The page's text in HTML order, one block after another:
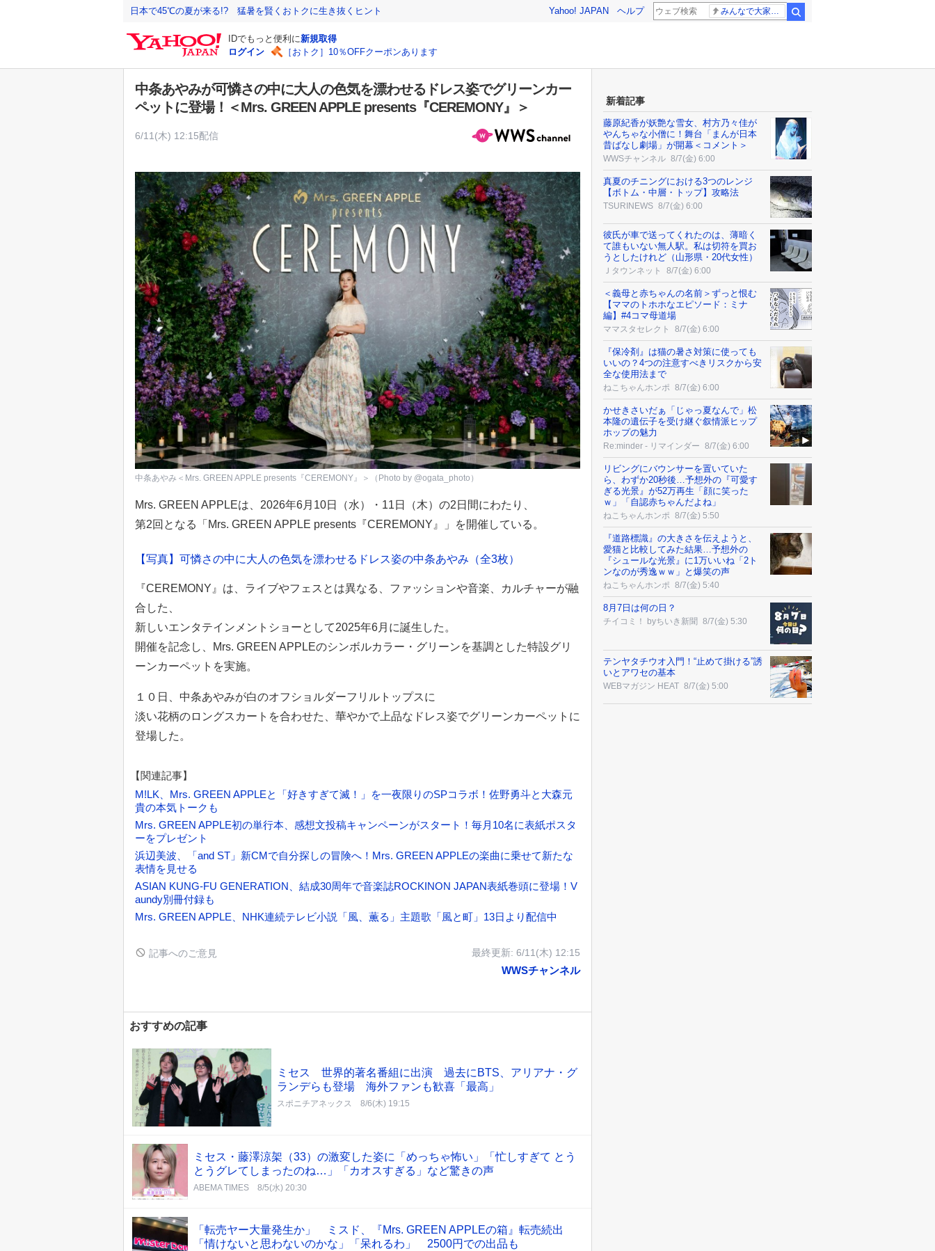
日本で45℃の夏が来る!? 猛暑を賢くおトクに生き抜くヒント Yahoo! JAPAN ヘルプ みんなで大家さん 2881億円
IDでもっと便利に新規取得
ログイン
［おトク］10％OFFクーポンあります
中条あやみが可憐さの中に大人の色気を漂わせるドレス姿でグリーンカー
ペットに登場！＜Mrs. GREEN APPLE presents『CEREMONY』＞
6/11(木) 12:15配信
中条あやみ＜Mrs. GREEN APPLE presents『CEREMONY』＞（Photo by @ogata_photo）
Mrs. GREEN APPLEは、2026年6月10日（水）・11日（木）の2日間にわたり、
第2回となる「Mrs. GREEN APPLE presents『CEREMONY』」を開催している。
【写真】可憐さの中に大人の色気を漂わせるドレス姿の中条あやみ（全3枚）
『CEREMONY』は、ライブやフェスとは異なる、ファッションや音楽、カルチャーが融
合した、
新しいエンタテインメントショーとして2025年6月に誕生した。
開催を記念し、Mrs. GREEN APPLEのシンボルカラー・グリーンを基調とした特設グリ
ーンカーペットを実施。
１０日、中条あやみが白のオフショルダーフリルトップスに
淡い花柄のロングスカートを合わせた、華やかで上品なドレス姿でグリーンカーペットに
登場した。
【関連記事】
M!LK、Mrs. GREEN APPLEと「好きすぎて滅！」を一夜限りのSPコラボ！佐野勇斗と大森元
貴の本気トークも
Mrs. GREEN APPLE初の単行本、感想文投稿キャンペーンがスタート！毎月10名に表紙ポスタ
ーをプレゼント
浜辺美波、「and ST」新CMで自分探しの冒険へ！Mrs. GREEN APPLEの楽曲に乗せて新たな
表情を見せる
ASIAN KUNG-FU GENERATION、結成30周年で音楽誌ROCKINON JAPAN表紙巻頭に登場！V
aundy別冊付録も
Mrs. GREEN APPLE、NHK連続テレビ小説「風、薫る」主題歌「風と町」13日より配信中
記事へのご意見 最終更新: 6/11(木) 12:15
WWSチャンネル
おすすめの記事
ミセス 世界的著名番組に出演 過去にBTS、アリアナ・グ
ランデらも登場 海外ファンも歓喜「最高」
スポニチアネックス 8/6(木) 19:15
ミセス・藤澤涼架（33）の激変した姿に「めっちゃ怖い」「忙しすぎて とう
とうグレてしまったのね…」「カオスすぎる」など驚きの声
ABEMA TIMES 8/5(水) 20:30
「転売ヤー大量発生か」 ミスド、『Mrs. GREEN APPLEの箱』転売続出
「情けないと思わないのかな」「呆れるわ」 2500円での出品も
新着記事
藤原紀香が妖艶な雪女、村方乃々佳が
やんちゃな小僧に！舞台「まんが日本
昔ばなし劇場」が開幕＜コメント＞
WWSチャンネル 8/7(金) 6:00
真夏のチニングにおける3つのレンジ
【ボトム・中層・トップ】攻略法
TSURINEWS 8/7(金) 6:00
彼氏が車で送ってくれたのは、薄暗く
て誰もいない無人駅。私は切符を買お
うとしたけれど（山形県・20代女性）
Ｊタウンネット 8/7(金) 6:00
＜義母と赤ちゃんの名前＞ずっと恨む
【ママのトホホなエピソード：ミナ
編】#4コマ母道場
ママスタセレクト 8/7(金) 6:00
『保冷剤』は猫の暑さ対策に使っても
いいの？4つの注意すべきリスクから安
全な使用法まで
ねこちゃんホンポ 8/7(金) 6:00
かせきさいだぁ「じゃっ夏なんで」松
本隆の遺伝子を受け継ぐ叙情派ヒップ
ホップの魅力
Re:minder - リマインダー 8/7(金) 6:00
リビングにバウンサーを置いていた
ら、わずか20秒後…予想外の『可愛す
ぎる光景』が52万再生「顔に笑った
ｗ」「自認赤ちゃんだよね」
ねこちゃんホンポ 8/7(金) 5:50
『道路標識』の大きさを伝えようと、
愛猫と比較してみた結果…予想外の
『シュールな光景』に1万いいね「2ト
ンなのが秀逸ｗｗ」と爆笑の声
ねこちゃんホンポ 8/7(金) 5:40
8月7日は何の日？
チイコミ！ byちいき新聞 8/7(金) 5:30
テンヤタチウオ入門！“止めて掛ける”誘
いとアワセの基本
WEBマガジン HEAT 8/7(金) 5:00